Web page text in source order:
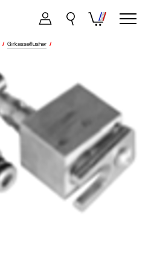
/ Girkasseflusher /